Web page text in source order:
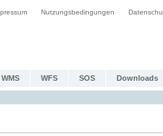
Nutzungsbedingungen
WMS WFS SOS Downloads